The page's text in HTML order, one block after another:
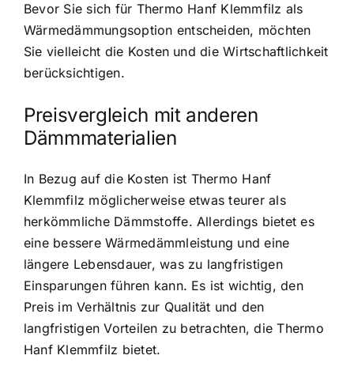
Bevor Sie sich für Thermo Hanf Klemmfilz als
Wärmedämmungsoption entscheiden, möchten
Sie vielleicht die Kosten und die Wirtschaftlichkeit
berücksichtigen.
Preisvergleich mit anderen
Dämmmaterialien
In Bezug auf die Kosten ist Thermo Hanf
Klemmfilz möglicherweise etwas teurer als
herkömmliche Dämmstoffe. Allerdings bietet es
eine bessere Wärmedämmleistung und eine
längere Lebensdauer, was zu langfristigen
Einsparungen führen kann. Es ist wichtig, den
Preis im Verhältnis zur Qualität und den
langfristigen Vorteilen zu betrachten, die Thermo
Hanf Klemmfilz bietet.